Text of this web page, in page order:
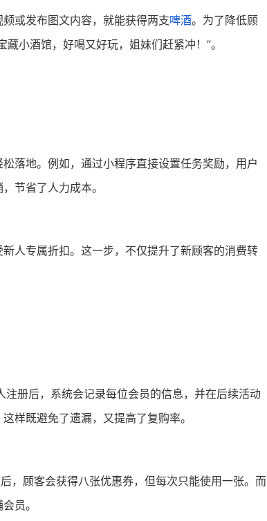
或发布图文内容，就能获得两支啤酒。为了降低顾
小酒馆，好喝又好玩，姐妹们赶紧冲！”。
落地。例如，通过小程序直接设置任务奖励，用户
节省了人力成本。
人专属折扣。这一步，不仅提升了新顾客的消费转
注册后，系统会记录每位会员的信息，并在后续活动
样既避免了遗漏，又提高了复购率。
，顾客会获得八张优惠券，但每次只能使用一张。而
员。